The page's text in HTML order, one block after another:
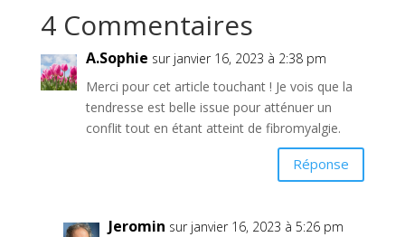
4 Commentaires
A.Sophie sur janvier 16, 2023 à 2:38 pm
Merci pour cet article touchant ! Je vois que la
tendresse est belle issue pour atténuer un
conflit tout en étant atteint de fibromyalgie.
Réponse
Jeromin sur janvier 16, 2023 à 5:26 pm